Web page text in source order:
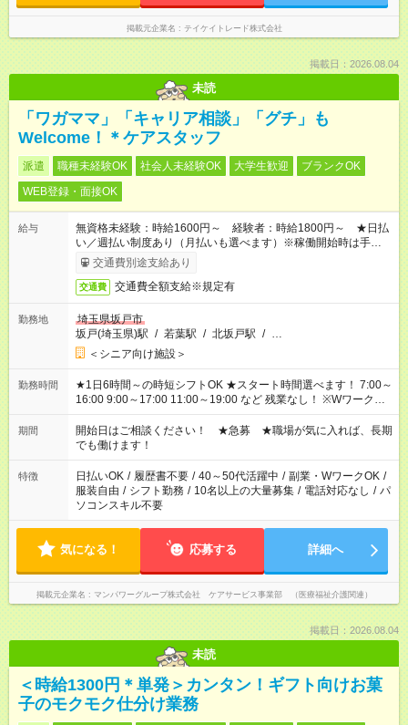
掲載元企業名 テイケイトレード株式会社
掲載日：2026.08.04
未読
「ワガママ」「キャリア相談」「グチ」も
Welcome！＊ケアスタッフ
派遣 職種未経験OK 社会人未経験OK 大学生歓迎
ブランクOK
WEB登録・面接OK
給与
無資格未経験：時給1600円～ 経験者：時給1800円～ ★日払
い／週払い制度あり（月払いも選べます）※稼働開始時は手続き
完了次第のお支払いとなります。
交通費別途支給あり
交通費 交通費全額支給※規定有
勤務地
埼玉県坂戸市
坂戸(埼玉県)駅 / 若葉駅 / 北坂戸駅 / …
＜シニア向け施設＞
勤務時間
★1日6時間～の時短シフトOK ★スタート時間選べます！ 7:00～
16:00 9:00～17:00 11:00～19:00 など 残業なし！ ※Wワークの
場合、他のお仕事と合わせ週40時間超の就業はご案内できませ
ん ※法令に基づき、週20時間以上勤務は社会保険への加入対象
となります ※労働者派遣法（日雇い派遣の原則禁止）により、
短時間・短期間の就業はご案内が難しい場合があります
期間
開始日はご相談ください！ ★急募 ★職場が気に入れば、長期
でも働けます！
特徴 日払いOK / 履歴書不要 / 40～50代活躍中 / 副業・WワークOK /
服装自由 / シフト勤務 / 10名以上の大量募集 / 電話対応なし / パ
ソコンスキル不要
気になる！ 応募する 詳細へ
掲載元企業名 マンパワーグループ株式会社 ケアサービス事業部 （医療福祉介護関連）
掲載日：2026.08.04
未読
＜時給1300円＊単発＞カンタン！ギフト向けお菓
子のモクモク仕分け業務